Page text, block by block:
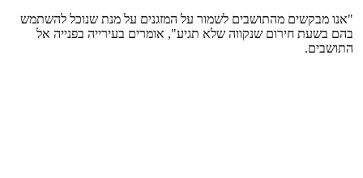
"אנו מבקשים מהתושבים לשמור על המזגנים על מנת שנוכל להשתמש
בהם בשעת חירום שנקווה שלא תגיע", אומרים בעירייה בפנייה אל
התושבים.